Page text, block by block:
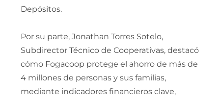
Depósitos.
Por su parte, Jonathan Torres Sotelo,
Subdirector Técnico de Cooperativas, destacó
cómo Fogacoop protege el ahorro de más de
4 millones de personas y sus familias,
mediante indicadores financieros clave,